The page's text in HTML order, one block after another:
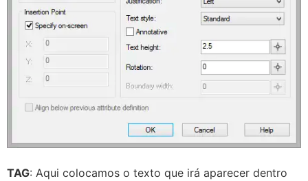
TAG: Aqui colocamos o texto que irá aparecer dentro